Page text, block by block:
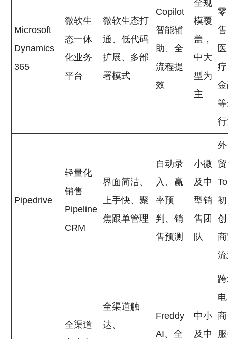
Microsoft
Dynamics
365
微软生
态一体
化业务
平台
微软生态打
通、低代码
扩展、多部
署模式
Copilot
智能辅
助、全
流程提
效
全规
模覆
盖，
中大
型为
主
零
医
Pipedrive
轻量化
销售
Pipeline
CRM
界面简洁、
上手快、聚
焦跟单管理
自动录
入、赢
率预
判、销
售预测
小微
及中
型销
售团
队
外
初
全渠道
全渠道触
达、
Freddy
AI、全
中小
及中
电